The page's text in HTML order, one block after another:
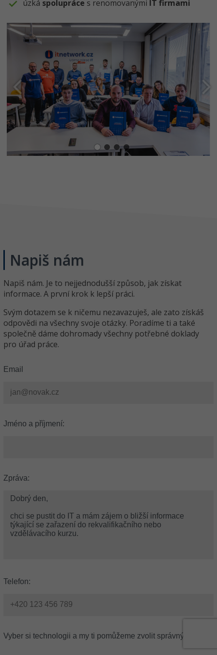
úzká spolupráce s renomovanými IT firmami
Napiš nám
Napiš nám. Je to nejjednodušší způsob, jak získat
informace. A první krok k lepší práci.
Svým dotazem se k ničemu nezavazuješ, ale zato získáš
odpovědi na všechny svoje otázky. Poradíme ti a také
společně dáme dohromady všechny potřebné doklady
pro úřad práce.
Email
Jméno a příjmení:
Zpráva:
Telefon:
Vyber si technologii a my ti pomůžeme zvolit správný kurz: